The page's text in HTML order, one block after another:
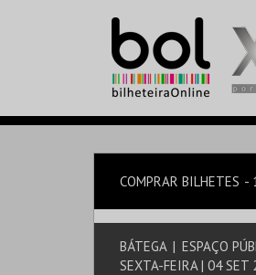
COMPRAR BILHETES
BÁTEGA | ESPAÇO
SEXTA-FEIRA | 04